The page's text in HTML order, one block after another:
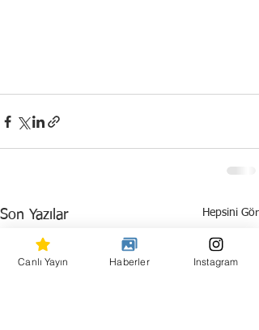
Son Yazılar Hepsini Gör
Canlı Yayın Haberler Instagram